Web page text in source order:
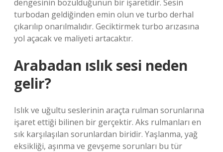
dengesinin bozulduğunun bir işaretidir. Sesin
turbodan geldiğinden emin olun ve turbo derhal
çıkarılıp onarılmalıdır. Geciktirmek turbo arızasına
yol açacak ve maliyeti artacaktır.
Arabadan ıslık sesi neden
gelir?
Islık ve uğultu seslerinin araçta rulman sorunlarına
işaret ettiği bilinen bir gerçektir. Aks rulmanları en
sık karşılaşılan sorunlardan biridir. Yaşlanma, yağ
eksikliği, aşınma ve gevşeme sorunları bu tür